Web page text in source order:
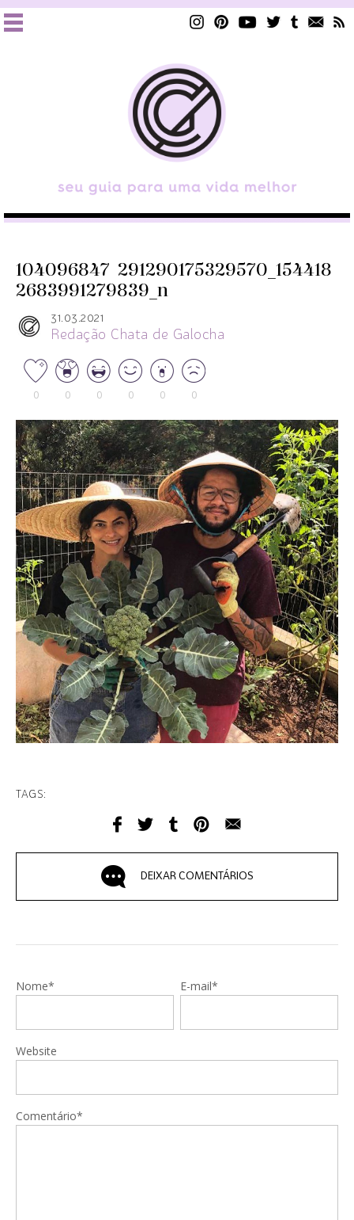
104096847_291290175329570_154418
2683991279839_n
31.03.2021
Redação Chata de Galocha
0 0 0 0 0 0
TAGS:
DEIXAR COMENTÁRIOS
Nome* E-mail*
Website
Comentário*